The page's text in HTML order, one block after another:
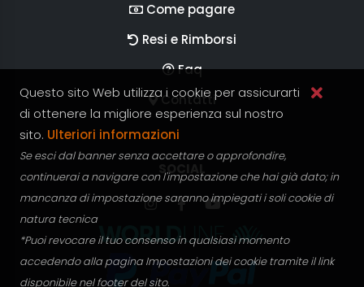
Come pagare
Resi e Rimborsi
Faq
Contatti
SEGUICI SUI
SOCIAL
Segui RGV Italy su Instagram
Segui RGV Italy su facebook
Segui RGV Italy su
Questo sito Web utilizza i cookie per assicurarti
di ottenere la migliore esperienza sul nostro
sito. Ulteriori informazioni
Se esci dal banner senza accettare o approfondire,
continuerai a navigare con l'impostazione che hai già dato; in
mancanza di impostazione saranno impiegati i soli cookie di
natura tecnica
*Puoi revocare il tuo consenso in qualsiasi momento
accedendo alla pagina Impostazioni dei cookie tramite il link
disponibile nel footer del sito.